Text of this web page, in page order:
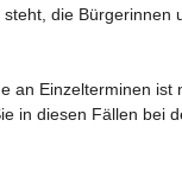
die Bürgerinnen
an Einzelterminen
in diesen Fällen bei